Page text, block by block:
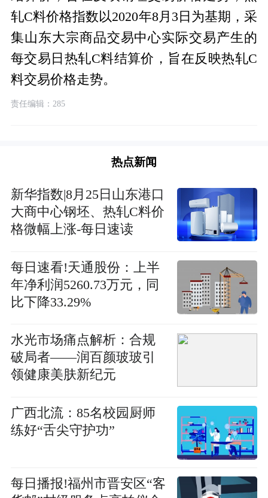
轧C料价格指数以2020年8月3日为基期，采
集山东大宗商品交易中心实际交易产生的
每交易日热轧C料结算价，旨在反映热轧C
料交易价格走势。
责任编辑：285
热点新闻
新华指数|8月25日山东港口
大商中心钢坯、热轧C料价
格微幅上涨-每日速读
每日速看!天通股份：上半
年净利润5260.73万元，同
比下降33.29%
水光市场痛点解析：合规
破局者——润百颜玻玻引
领健康美肤新纪元
广西北流：85名校园厨师
练好“舌尖守护功”
每日播报!福州市晋安区“客